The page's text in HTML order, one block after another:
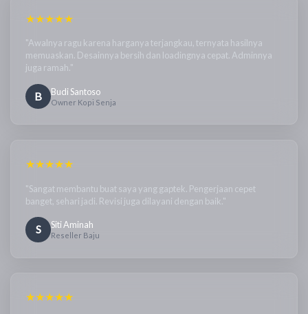
★★★★★
"Awalnya ragu karena harganya terjangkau, ternyata hasilnya
memuaskan. Desainnya bersih dan loadingnya cepat. Adminnya
juga ramah."
B Budi Santoso
Owner Kopi Senja
★★★★★
"Sangat membantu buat saya yang gaptek. Pengerjaan cepet
banget, sehari jadi. Revisi juga dilayani dengan baik."
S Siti Aminah
Reseller Baju
★★★★★